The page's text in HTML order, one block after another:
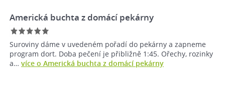
Americká buchta z domácí pekárny
Suroviny dáme v uvedeném pořadí do pekárny a zapneme
program dort. Doba pečení je přibližně 1:45. Ořechy, rozinky
a… více o Americká buchta z domácí pekárny